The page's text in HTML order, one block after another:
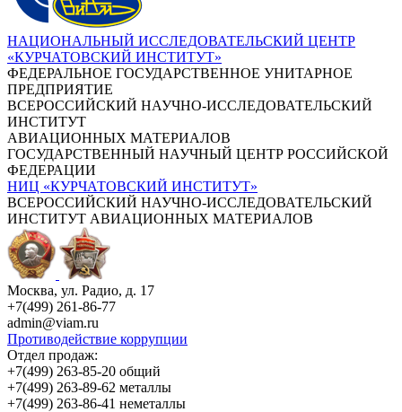
НАЦИОНАЛЬНЫЙ ИССЛЕДОВАТЕЛЬСКИЙ ЦЕНТР
«КУРЧАТОВСКИЙ ИНСТИТУТ»
ФЕДЕРАЛЬНОЕ ГОСУДАРСТВЕННОЕ УНИТАРНОЕ
ПРЕДПРИЯТИЕ
ВСЕРОССИЙСКИЙ НАУЧНО-ИССЛЕДОВАТЕЛЬСКИЙ
ИНСТИТУТ
АВИАЦИОННЫХ МАТЕРИАЛОВ
ГОСУДАРСТВЕННЫЙ НАУЧНЫЙ ЦЕНТР РОССИЙСКОЙ
ФЕДЕРАЦИИ
НИЦ «КУРЧАТОВСКИЙ ИНСТИТУТ»
ВСЕРОССИЙСКИЙ НАУЧНО-ИССЛЕДОВАТЕЛЬСКИЙ
ИНСТИТУТ АВИАЦИОННЫХ МАТЕРИАЛОВ
Москва, ул. Радио, д. 17
+7(499) 261-86-77
admin@viam.ru
Противодействие коррупции
Отдел продаж:
+7(499) 263-85-20 общий
+7(499) 263-89-62 металлы
+7(499) 263-86-41 неметаллы